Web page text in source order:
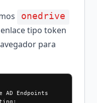
onedrive
tipo token
para
AD Endpoints